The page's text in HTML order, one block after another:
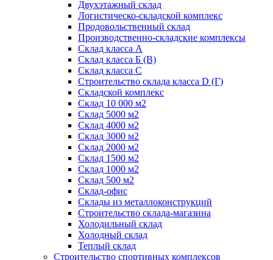
Двухэтажный склад
Логистическо-складской комплекс
Продовольственный склад
Производственно-складские комплексы
Склад класса А
Склад класса Б (B)
Склад класса С
Строительство склада класса D (Г)
Складской комплекс
Склад 10 000 м2
Склад 5000 м2
Склад 4000 м2
Склад 3000 м2
Склад 2000 м2
Склад 1500 м2
Склад 1000 м2
Склад 500 м2
Склад-офис
Склады из металлоконструкций
Строительство склада-магазина
Холодильный склад
Холодный склад
Теплый склад
Строительство спортивных комплексов